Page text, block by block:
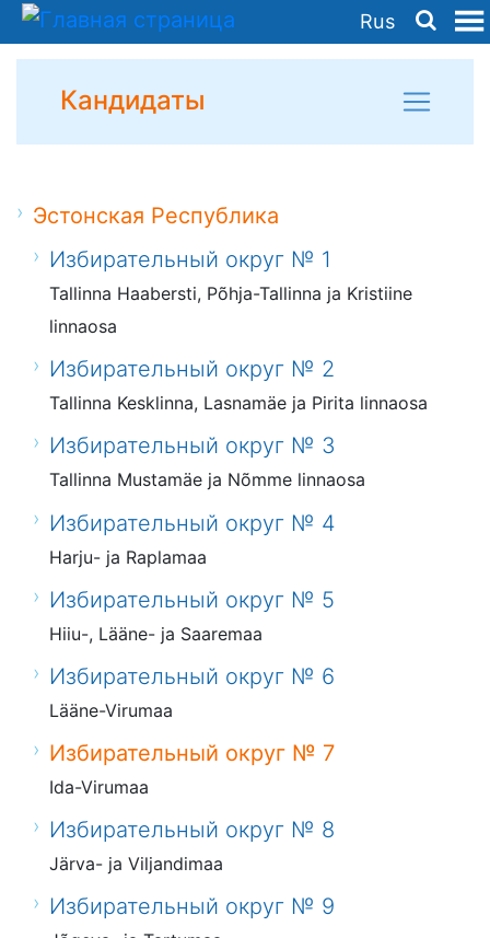
Rus
Кандидаты
Эстонская Республика
Избирательный округ № 1
Tallinna Haabersti, Põhja-Tallinna ja Kristiine
linnaosa
Избирательный округ № 2
Tallinna Kesklinna, Lasnamäe ja Pirita linnaosa
Избирательный округ № 3
Tallinna Mustamäe ja Nõmme linnaosa
Избирательный округ № 4
Harju- ja Raplamaa
Избирательный округ № 5
Hiiu-, Lääne- ja Saaremaa
Избирательный округ № 6
Lääne-Virumaa
Избирательный округ № 7
Ida-Virumaa
Избирательный округ № 8
Järva- ja Viljandimaa
Избирательный округ № 9